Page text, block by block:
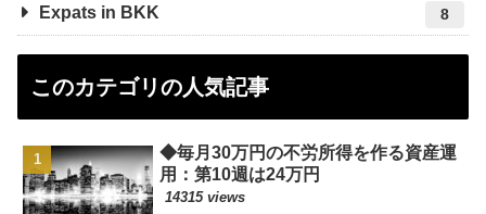
Expats in BKK 8
このカテゴリの人気記事
◆毎月30万円の不労所得を作る資産運
用：第10週は24万円
14315 views